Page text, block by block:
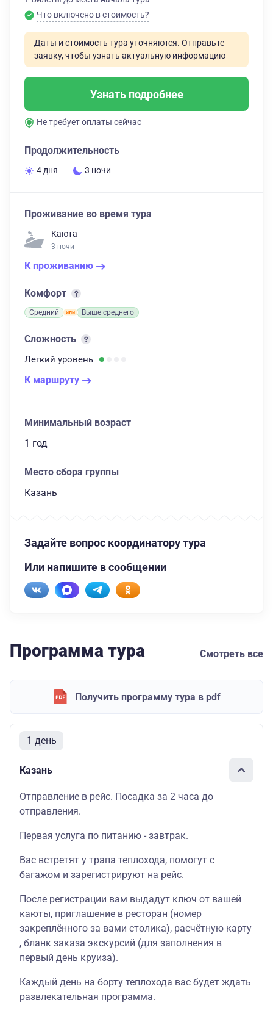
Что включено в стоимость?
Даты и стоимость тура уточняются. Отправьте
заявку, чтобы узнать актуальную информацию
Узнать подробнее
Не требует оплаты сейчас
Продолжительность
4 дня 3 ночи
Проживание во время тура
Каюта
3 ночи
К проживанию
Комфорт
Средний Выше среднего
Сложность
Легкий уровень
К маршруту
Минимальный возраст
1 год
Место сбора группы
Казань
Задайте вопрос координатору тура
Или напишите в сообщении
Программа тура Смотреть все
Получить программу тура в pdf
1 день
Казань
Отправление в рейс. Посадка за 2 часа до
отправления.
Первая услуга по питанию - завтрак.
Вас встретят у трапа теплохода, помогут с
багажом и зарегистрируют на рейс.
После регистрации вам выдадут ключ от вашей
каюты, приглашение в ресторан (номер
закреплённого за вами столика), расчётную карту
, бланк заказа экскурсий (для заполнения в
первый день круиза).
Каждый день на борту теплохода вас будет ждать
развлекательная программа.